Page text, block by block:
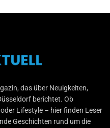
das über Neuigkeiten,
berichtet. Ob
Lifestyle – hier finden Leser
Geschichten rund um die